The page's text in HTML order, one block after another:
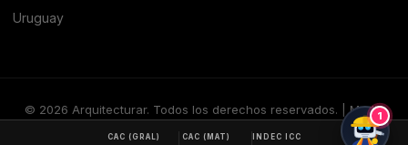
Uruguay
© 2026 Arquitecturar. Todos los derechos reservados. | Medio
CAC (GRAL) CAC (MAT) INDEC ICC
1